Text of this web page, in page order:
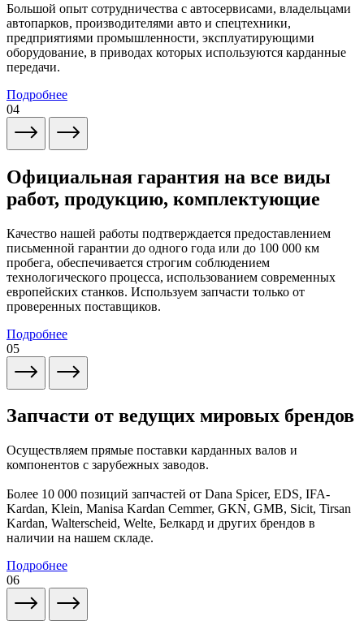
Большой опыт сотрудничества с автосервисами, владельцами
автопарков, производителями авто и спецтехники,
предприятиями промышленности, эксплуатирующими
оборудование, в приводах которых используются карданные
передачи.
Подробнее
04
Официальная гарантия на все виды
работ, продукцию, комплектующие
Качество нашей работы подтверждается предоставлением
письменной гарантии до одного года или до 100 000 км
пробега, обеспечивается строгим соблюдением
технологического процесса, использованием современных
европейских станков. Используем запчасти только от
проверенных поставщиков.
Подробнее
05
Запчасти от ведущих мировых брендов
Осуществляем прямые поставки карданных валов и
компонентов с зарубежных заводов.
Более 10 000 позиций запчастей от Dana Spicer, EDS, IFA-
Kardan, Klein, Manisa Kardan Cemmer, GKN, GMB, Sicit, Tirsan
Kardan, Walterscheid, Welte, Белкард и других брендов в
наличии на нашем складе.
Подробнее
06